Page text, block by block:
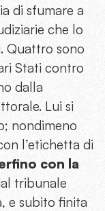
di sfumare a
che lo
Quattro sono
Stati contro
dalla
Lui si
nondimeno
l’etichetta di
con la
tribunale
e subito finita